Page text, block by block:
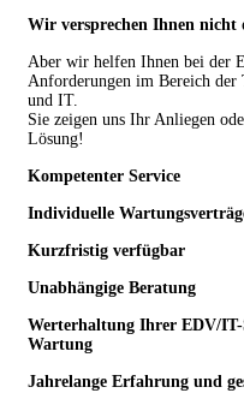
Wir versprechen Ihnen nicht
Aber wir helfen Ihnen bei der
Anforderungen im Bereich
und IT.
Sie zeigen uns Ihr Anliegen
Lösung!
Kompetenter Service
Individuelle
Kurzfristig verfügbar
Unabhängige Beratung
Werterhaltung Ihrer EDV/IT-
Wartung
Jahrelange Erfahrung und